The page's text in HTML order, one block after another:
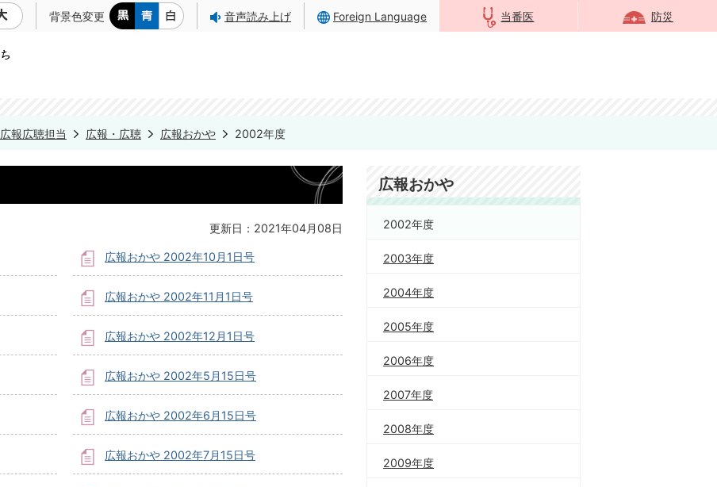
背景色変更 音声読み上げ Foreign Language 当番医 防災
広報広聴担当 広報・広聴 広報おかや 2002年度
更新日：2021年04月08日
広報おかや 2002年10月1日号
広報おかや 2002年11月1日号
広報おかや 2002年12月1日号
広報おかや 2002年5月15日号
広報おかや 2002年6月15日号
広報おかや 2002年7月15日号
広報おかや
2002年度
2003年度
2004年度
2005年度
2006年度
2007年度
2008年度
2009年度